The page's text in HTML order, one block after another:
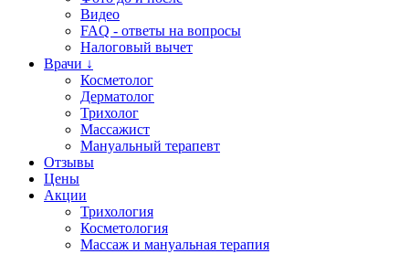
Видео
FAQ - ответы на вопросы
Налоговый вычет
Врачи ↓
Косметолог
Дерматолог
Трихолог
Массажист
Мануальный терапевт
Отзывы
Цены
Акции
Трихология
Косметология
Массаж и мануальная терапия